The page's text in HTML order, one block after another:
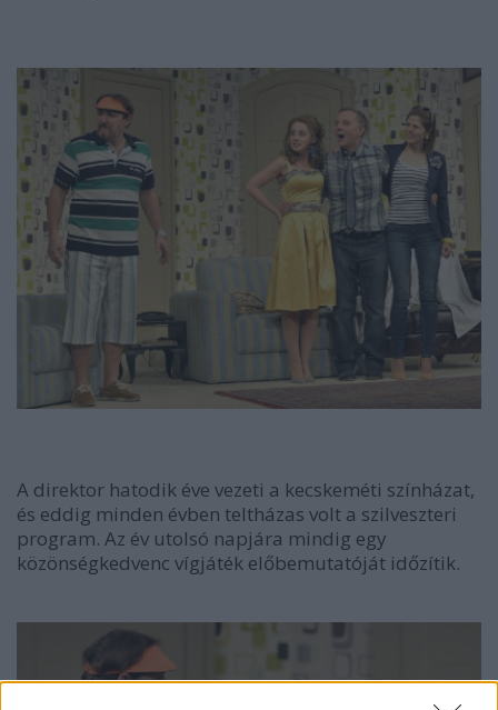
A direktor hatodik éve vezeti a kecskeméti színházat,
és eddig minden évben teltházas volt a szilveszteri
program. Az év utolsó napjára mindig egy
közönségkedvenc vígjáték előbemutatóját időzítik.